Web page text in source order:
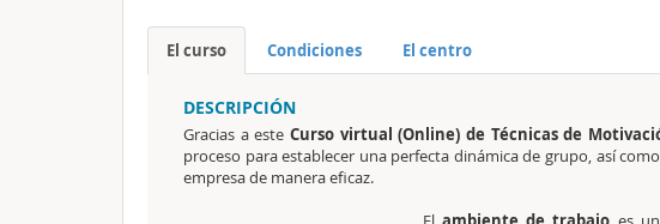
El curso Condiciones El centro
DESCRIPCIÓN
Gracias a este Curso virtual (Online) de Técnicas de
proceso para establecer una perfecta dinámica de grupo, así
empresa de manera eficaz.